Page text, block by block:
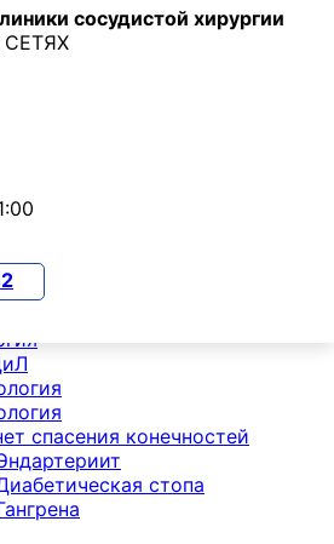
спасения конечностей
стопа
сосудистой хирургии